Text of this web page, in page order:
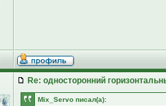
Re: односторонний
Mix_Servo писал(а):